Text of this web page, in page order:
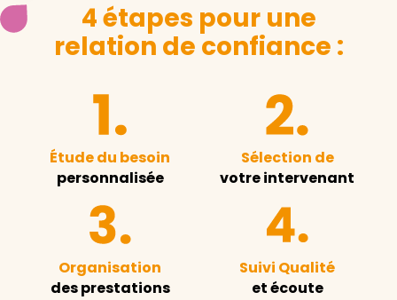
4 étapes pour une
relation de confiance :
Étude du besoin
personnalisée
Sélection de
votre intervenant
Organisation
des prestations
Suivi Qualité
et écoute